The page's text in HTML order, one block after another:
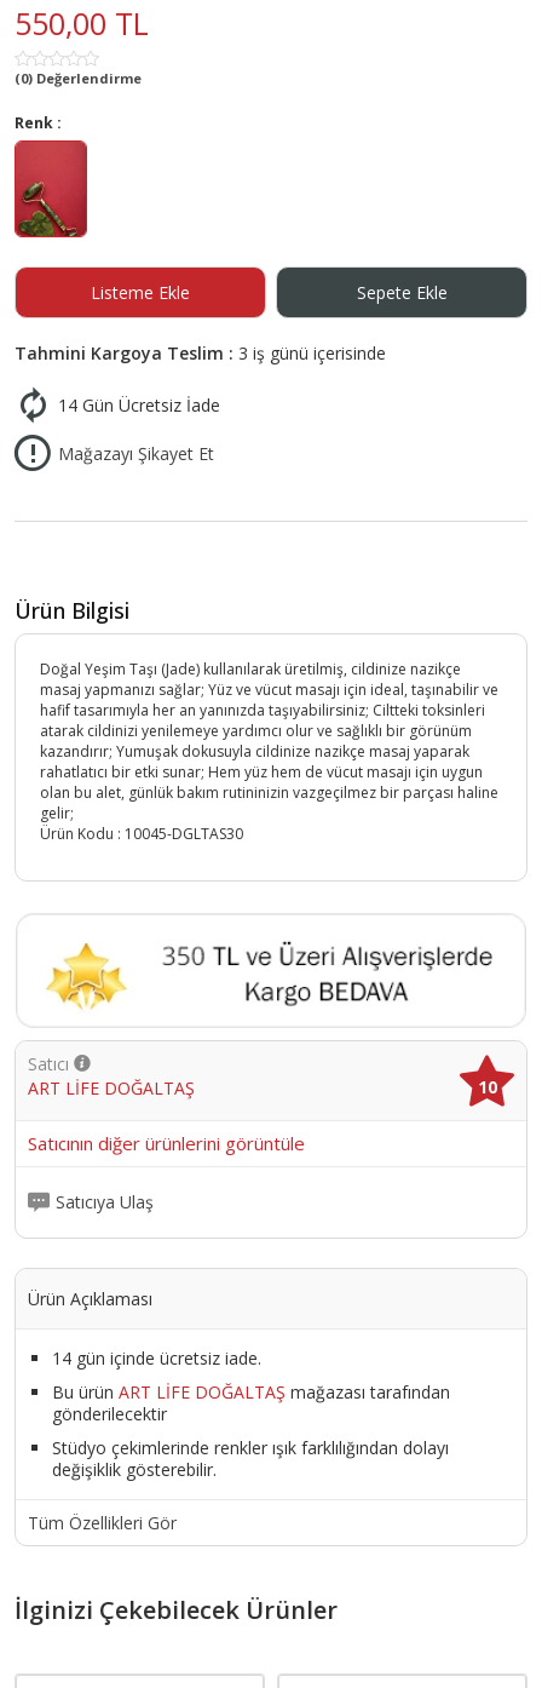
550,00 TL
(0) Değerlendirme
Renk :
Listeme Ekle Sepete Ekle
Tahmini Kargoya Teslim : 3 iş günü içerisinde
14 Gün Ücretsiz İade
Mağazayı Şikayet Et
Ürün Bilgisi
Doğal Yeşim Taşı (Jade) kullanılarak üretilmiş, cildinize nazikçe
masaj yapmanızı sağlar; Yüz ve vücut masajı için ideal, taşınabilir ve
hafif tasarımıyla her an yanınızda taşıyabilirsiniz; Ciltteki toksinleri
atarak cildinizi yenilemeye yardımcı olur ve sağlıklı bir görünüm
kazandırır; Yumuşak dokusuyla cildinize nazikçe masaj yaparak
rahatlatıcı bir etki sunar; Hem yüz hem de vücut masajı için uygun
olan bu alet, günlük bakım rutininizin vazgeçilmez bir parçası haline
gelir;
Ürün Kodu : 10045-DGLTAS30
Satıcı
ART LİFE DOĞALTAŞ
10
Satıcının diğer ürünlerini görüntüle
Satıcıya Ulaş
Ürün Açıklaması
14 gün içinde ücretsiz iade.
Bu ürün ART LİFE DOĞALTAŞ mağazası tarafından
gönderilecektir
Stüdyo çekimlerinde renkler ışık farklılığından dolayı
değişiklik gösterebilir.
Tüm Özellikleri Gör
İlginizi Çekebilecek Ürünler